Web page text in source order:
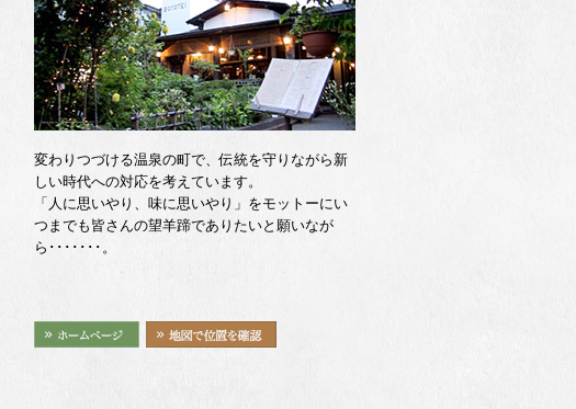
変わりつづける温泉の町で、伝統を守りながら新
しい時代への対応を考えています。
「人に思いやり、味に思いやり」をモットーにい
つまでも皆さんの望羊蹄でありたいと願いなが
ら･･･････。